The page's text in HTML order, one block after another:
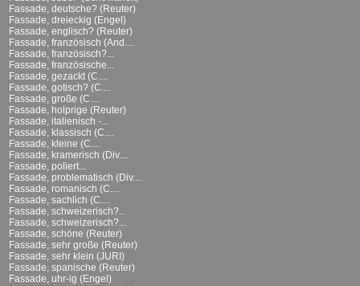
Fassade, deutsche? (Reuter)
Fassade, dreieckig (Engel)
Fassade, englisch? (Reuter)
Fassade, französisch (And....
Fassade, französisch?...
Fassade, französische...
Fassade, gezackt (C....
Fassade, gotisch? (C....
Fassade, große (C....
Fassade, holprige (Reuter)
Fassade, italienisch -...
Fassade, klassisch (C....
Fassade, kleine (C....
Fassade, kramerisch (Div....
Fassade, poliert...
Fassade, problematisch (Div....
Fassade, romanisch (C....
Fassade, sachlich (C....
Fassade, schweizerisch?...
Fassade, schweizerisch?...
Fassade, schöne (Reuter)
Fassade, sehr große (Reuter)
Fassade, sehr klein (JURI)
Fassade, spanische (Reuter)
Fassade, uhr-ig (Engel)